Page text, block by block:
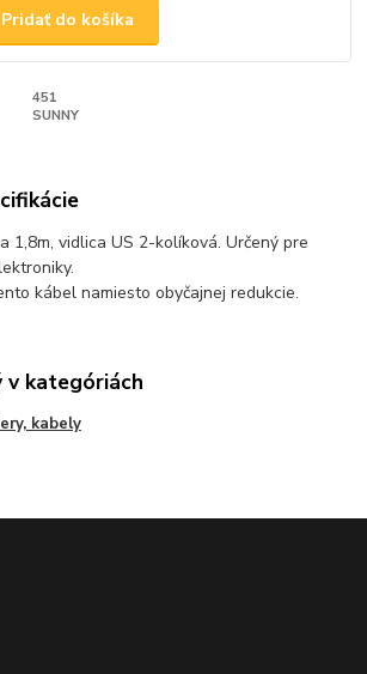
Pridať do košíka
451
SUNNY
1,8m, vidlica US 2-kolíková. Určený pre
kábel namiesto obyčajnej redukcie.
v kategóriách
kabely